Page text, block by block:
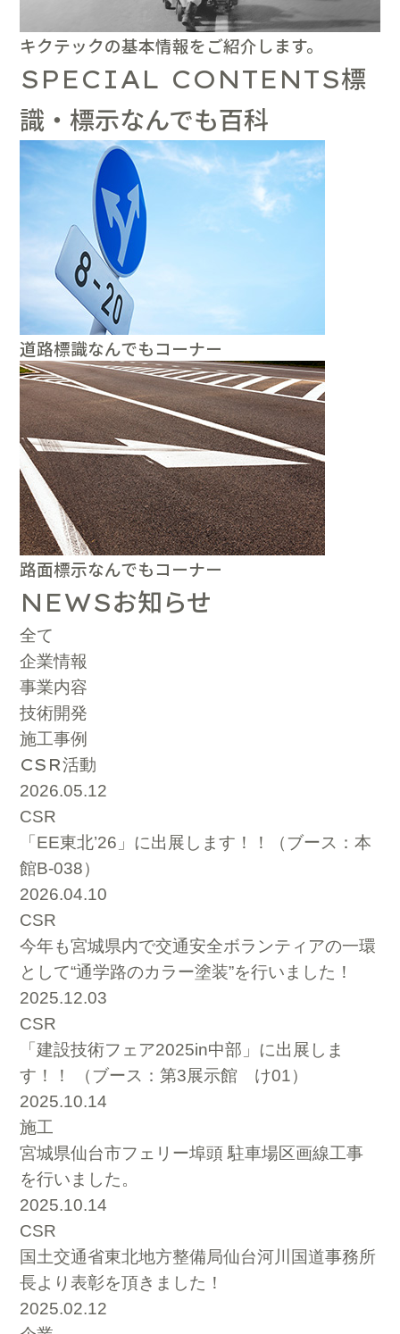
キクテックの基本情報をご紹介します。
SPECIAL CONTENTS標
識・標示なんでも百科
道路標識なんでもコーナー
路面標示なんでもコーナー
NEWSお知らせ
全て
企業情報
事業内容
技術開発
施工事例
CSR活動
2026.05.12
CSR
「EE東北’26」に出展します！！（ブース：本
館B-038）
2026.04.10
CSR
今年も宮城県内で交通安全ボランティアの一環
として“通学路のカラー塗装”を行いました！
2025.12.03
CSR
「建設技術フェア2025in中部」に出展しま
す！！ （ブース：第3展示館 け01）
2025.10.14
施工
宮城県仙台市フェリー埠頭 駐車場区画線工事
を行いました。
2025.10.14
CSR
国土交通省東北地方整備局仙台河川国道事務所
長より表彰を頂きました！
2025.02.12